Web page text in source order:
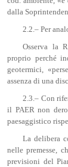
dalla
2.2.– Per
Osserva la
proprio perché
geotermici,
assenza di una
2.3.– Con
il PAER non
paesaggistico
La delibera
nelle premesse,
previsioni del